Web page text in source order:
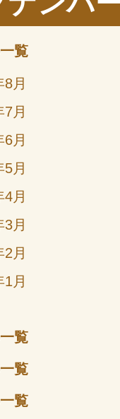
覧
8月
7月
6月
5月
4月
3月
2月
1月
覧
覧
覧